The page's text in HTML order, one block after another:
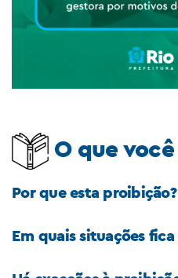
O que
Por que esta proibição?
Em quais situações